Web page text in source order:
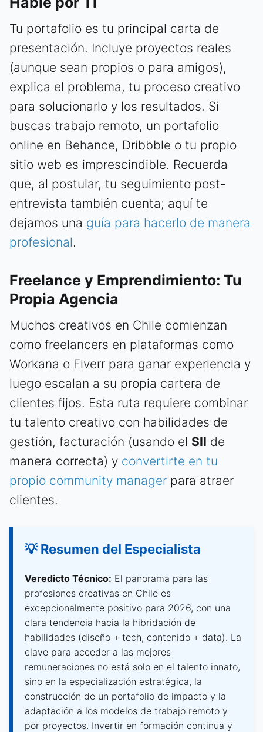
Tu portafolio es tu principal carta de
presentación. Incluye proyectos reales
(aunque sean propios o para amigos),
explica el problema, tu proceso creativo
para solucionarlo y los resultados. Si
buscas trabajo remoto, un portafolio
online en Behance, Dribbble o tu propio
sitio web es imprescindible. Recuerda
que, al postular, tu seguimiento post-
entrevista también cuenta; aquí te
dejamos una guía para hacerlo de manera
profesional.
Freelance y Emprendimiento: Tu
Propia Agencia
Muchos creativos en Chile comienzan
como freelancers en plataformas como
Workana o Fiverr para ganar experiencia y
luego escalan a su propia cartera de
clientes fijos. Esta ruta requiere combinar
tu talento creativo con habilidades de
gestión, facturación (usando el SII de
manera correcta) y convertirte en tu
propio community manager para atraer
clientes.
💡 Resumen del Especialista
Veredicto Técnico: El panorama para las
profesiones creativas en Chile es
excepcionalmente positivo para 2026, con una
clara tendencia hacia la hibridación de
habilidades (diseño + tech, contenido + data). La
clave para acceder a las mejores
remuneraciones no está solo en el talento innato,
sino en la especialización estratégica, la
construcción de un portafolio de impacto y la
adaptación a los modelos de trabajo remoto y
por proyectos. Invertir en formación continua y